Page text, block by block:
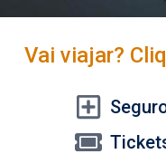
Vai viajar?